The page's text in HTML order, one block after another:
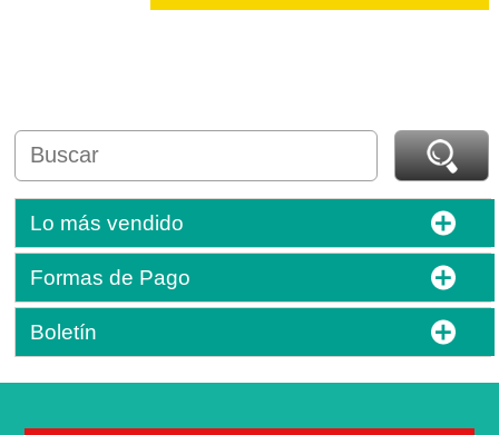
Lo más vendido
Formas de Pago
Boletín